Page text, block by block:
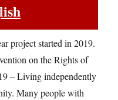
project started in 2019.
on the Rights of
– Living independently
Many people with